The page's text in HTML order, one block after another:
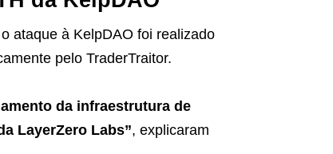
ataque à KelpDAO foi realizado
pelo TraderTraitor.
da infraestrutura de
LayerZero Labs”, explicaram